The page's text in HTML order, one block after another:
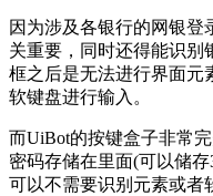
因为涉及各银行的网银登
关重要，同时还得能识别
框之后是无法进行界面元
软键盘进行输入。
而UiBot的按键盒子非常
密码存储在里面(可以储
可以不需要识别元素或者